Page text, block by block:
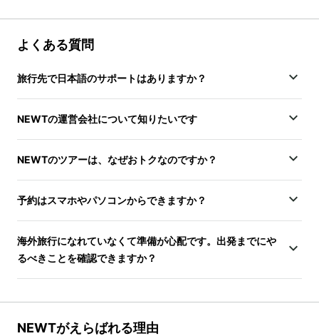
よくある質問
旅行先で日本語のサポートはありますか？
NEWTの運営会社について知りたいです
NEWTのツアーは、なぜおトクなのですか？
予約はスマホやパソコンからできますか？
海外旅行になれていなくて準備が心配です。出発までにや
るべきことを確認できますか？
NEWTがえらばれる理由